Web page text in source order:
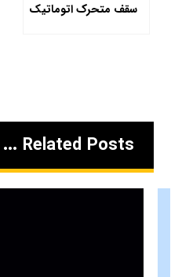
سقف متحرک اتوماتیک
Related Posts ...